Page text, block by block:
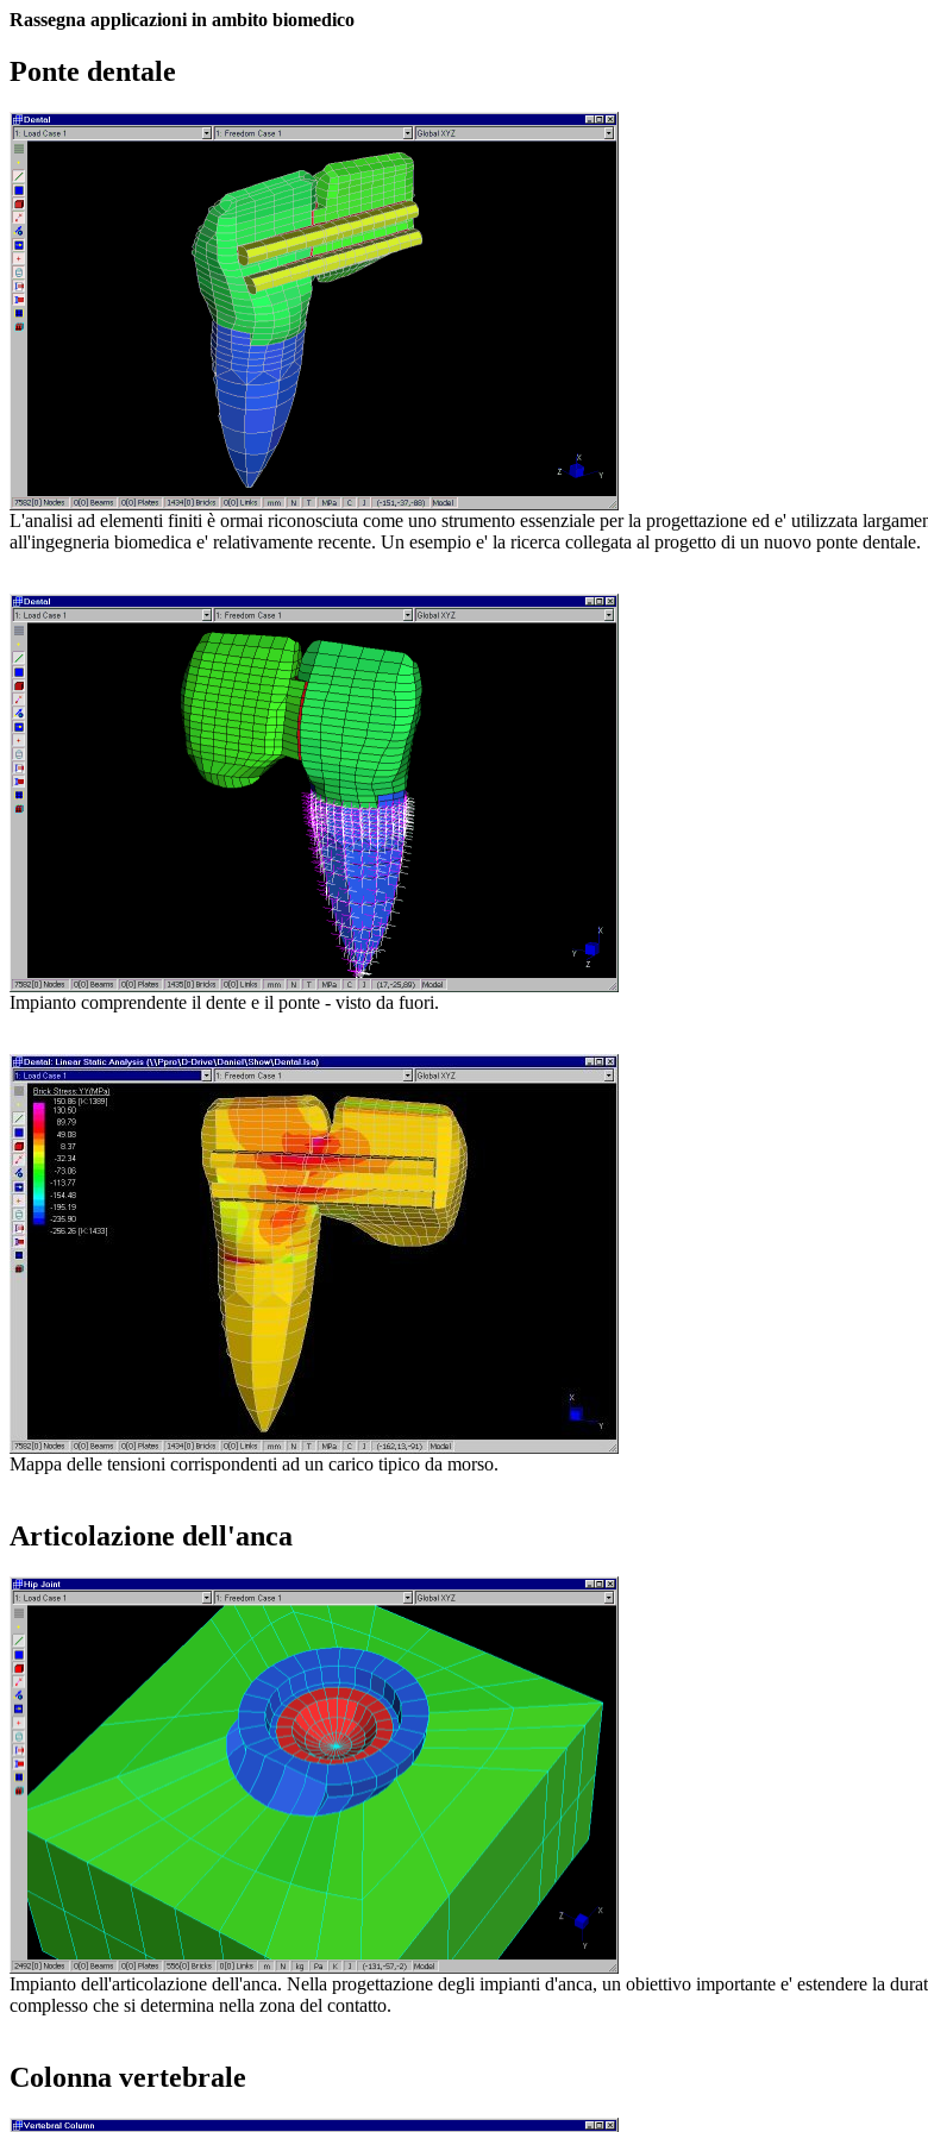
Rassegna applicazioni in ambito biomedico
Ponte dentale
L'analisi ad elementi finiti è ormai riconosciuta come uno strumento essenziale per la progettazione ed e' utilizzata
all'ingegneria biomedica e' relativamente recente. Un esempio e' la ricerca collegata al progetto di un nuovo ponte dentale.
Impianto comprendente il dente e il ponte - visto da fuori.
Mappa delle tensioni corrispondenti ad un carico tipico da morso.
Articolazione dell'anca
Impianto dell'articolazione dell'anca. Nella progettazione degli impianti d'anca, un obiettivo importante e' estendere la
complesso che si determina nella zona del contatto.
Colonna vertebrale